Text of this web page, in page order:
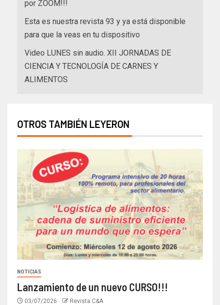
por ZOOM!!!
Esta es nuestra revista 93 y ya está disponible
para que la veas en tu dispositivo
Video LUNES sin audio. XII JORNADAS DE
CIENCIA Y TECNOLOGÍA DE CARNES Y
ALIMENTOS
OTROS TAMBIÉN LEYERON
NOTICIAS
Lanzamiento de un nuevo CURSO!!!
03/07/2026 Revista C&A